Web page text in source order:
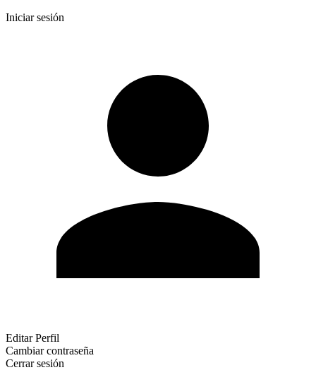
Iniciar sesión
Editar Perfil
Cambiar contraseña
Cerrar sesión